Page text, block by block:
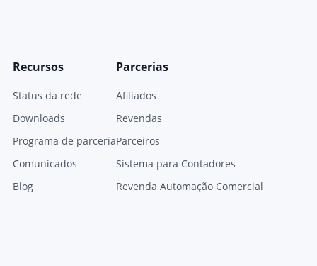
Recursos
Status da rede
Downloads
Programa de parceria
Comunicados
Blog
Parcerias
Afiliados
Revendas
Parceiros
Sistema para Contadores
Revenda Automação Comercial